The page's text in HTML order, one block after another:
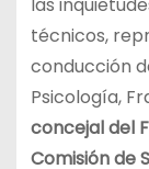
técnicos,
conducción
Psicología,
concejal del
Comisión de